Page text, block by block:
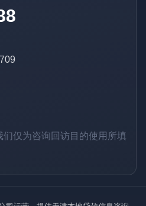
仅为咨询回访目的使用所填